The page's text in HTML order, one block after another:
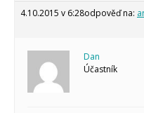
4.10.2015 v 6:28odpověď na:
Dan
Účastník